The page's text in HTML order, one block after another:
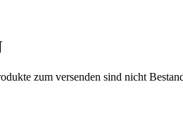
zum versenden sind nicht